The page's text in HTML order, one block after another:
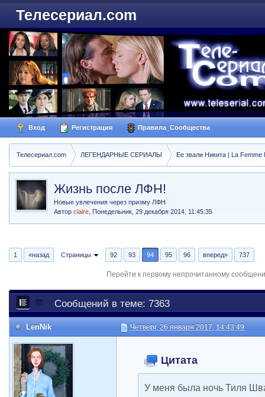
Телесериал.com
Вход Регистрация Правила_Сообщества
Телесериал.com ЛЕГЕНДАРНЫЕ СЕРИАЛЫ Ее звали Никита | La Femme
Жизнь после ЛФН!
Новые увлечения через призму ЛФН
Авторclaire ,Понедельник, 29 декабря 2014, 11:45:35
1 «назад Страницы 92 93 94 95 96 вперед» 737
Перейти к первому непрочитанному
Сообщений в теме: 7363
LenNik Четверг, 26 января 2017, 14:43:49
Цитата
У меня была ночь Тиля